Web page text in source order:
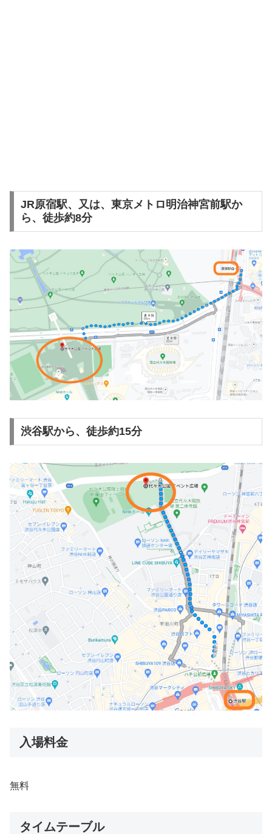
JR原宿駅、又は、東京メトロ明治神宮前駅か
ら、徒歩約8分
渋谷駅から、徒歩約15分
入場料金
無料
タイムテーブル